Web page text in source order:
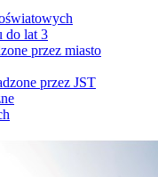
do lat 3
przez miasto
przez JST